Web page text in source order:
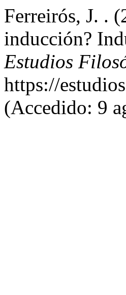
Ferreirós, J. .
inducción?
Estudios
https://
(Accedido: 9